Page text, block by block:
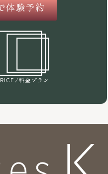
体験予約
/料金プラン